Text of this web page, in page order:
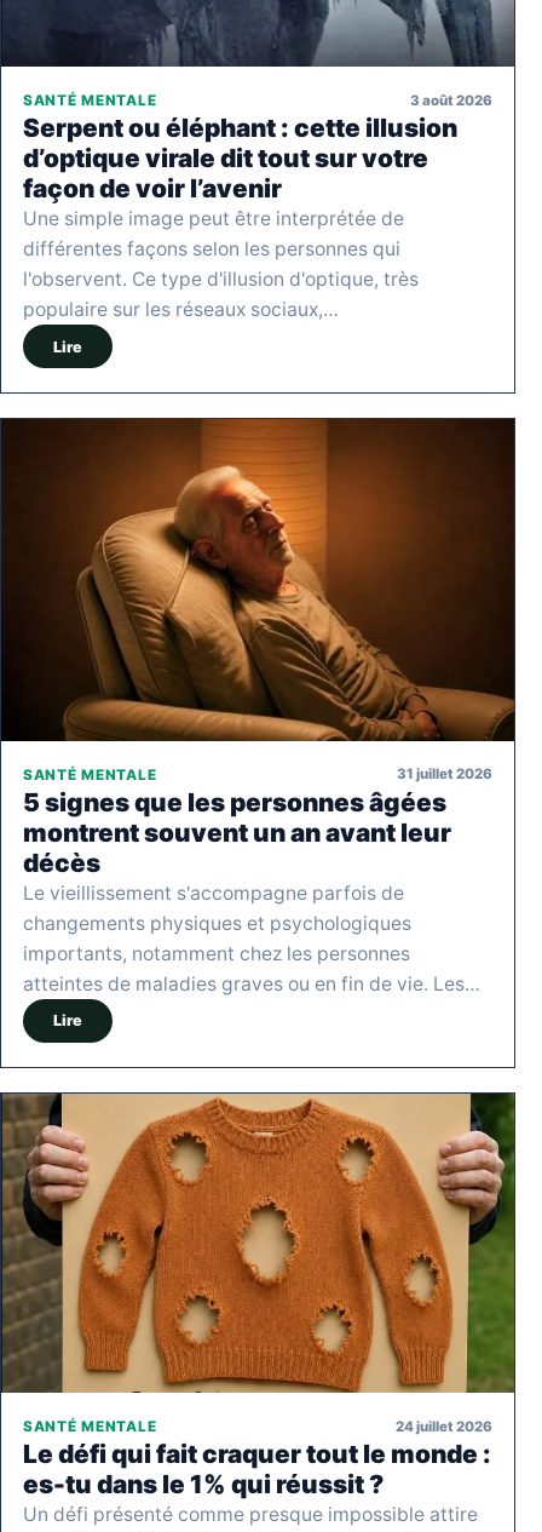
SANTÉ MENTALE 3 août 2026
Serpent ou éléphant : cette illusion
d’optique virale dit tout sur votre
façon de voir l’avenir
Une simple image peut être interprétée de
différentes façons selon les personnes qui
l'observent. Ce type d'illusion d'optique, très
populaire sur les réseaux sociaux,…
Lire
SANTÉ MENTALE 31 juillet 2026
5 signes que les personnes âgées
montrent souvent un an avant leur
décès
Le vieillissement s'accompagne parfois de
changements physiques et psychologiques
importants, notamment chez les personnes
atteintes de maladies graves ou en fin de vie. Les…
Lire
SANTÉ MENTALE 24 juillet 2026
Le défi qui fait craquer tout le monde :
es-tu dans le 1% qui réussit ?
Un défi présenté comme presque impossible attire